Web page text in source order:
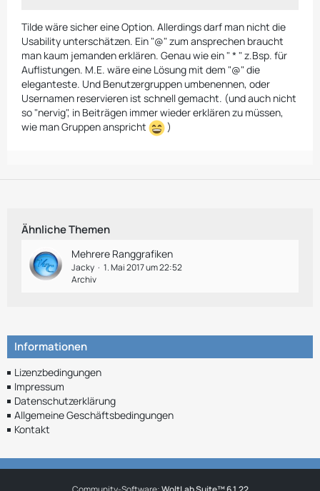
Tilde wäre sicher eine Option. Allerdings darf man nicht die
Usability unterschätzen. Ein "@" zum ansprechen braucht
man kaum jemanden erklären. Genau wie ein " * " z.Bsp. für
Auflistungen. M.E. wäre eine Lösung mit dem "@" die
eleganteste. Und Benutzergruppen umbenennen, oder
Usernamen reservieren ist schnell gemacht. (und auch nicht
so "nervig", in Beiträgen immer wieder erklären zu müssen,
wie man Gruppen anspricht
)
Ähnliche Themen
Mehrere Ranggrafiken
Jacky
1. Mai 2017 um 22:52
Archiv
Informationen
Lizenzbedingungen
Impressum
Datenschutzerklärung
Allgemeine Geschäftsbedingungen
Kontakt